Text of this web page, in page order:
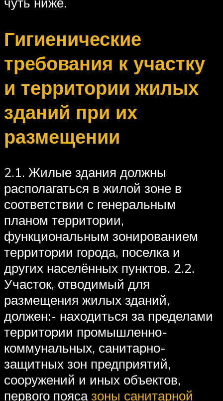
Гигиенические
требования к участку
и территории жилых
зданий при их
размещении
2.1. Жилые здания должны
располагаться в жилой зоне в
соответствии с генеральным
планом территории,
функциональным зонированием
территории города, поселка и
других населённых пунктов. 2.2.
Участок, отводимый для
размещения жилых зданий,
должен:- находиться за пределами
территории промышленно-
коммунальных, санитарно-
защитных зон предприятий,
сооружений и иных объектов,
первого поясазоны санитарной